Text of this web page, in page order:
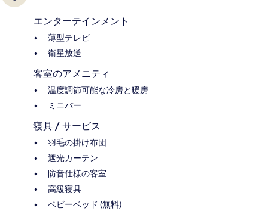
エンターテインメント
薄型テレビ
衛星放送
客室のアメニティ
温度調節可能な冷房と暖房
ミニバー
寝具 / サービス
羽毛の掛け布団
遮光カーテン
防音仕様の客室
高級寝具
ベビーベッド (無料)